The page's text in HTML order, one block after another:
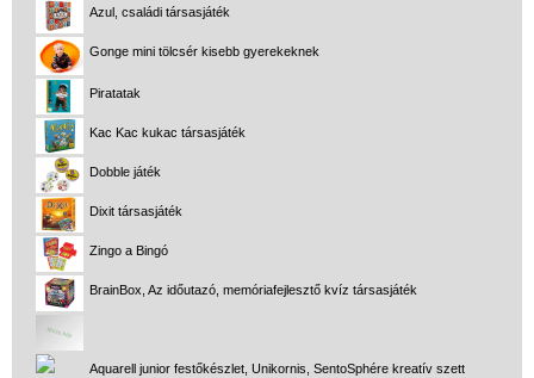
Azul, családi társasjáték
Gonge mini tölcsér kisebb gyerekeknek
Piratatak
Kac Kac kukac társasjáték
Dobble játék
Dixit társasjáték
Zingo a Bingó
BrainBox, Az időutazó, memóriafejlesztő kvíz társasjáték
Aquarell junior festőkészlet, Unikornis, SentoSphére kreatív szett